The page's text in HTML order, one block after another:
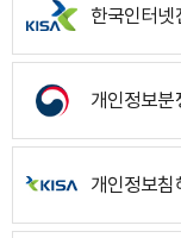
한국인터넷
개인정보분
개인정보침